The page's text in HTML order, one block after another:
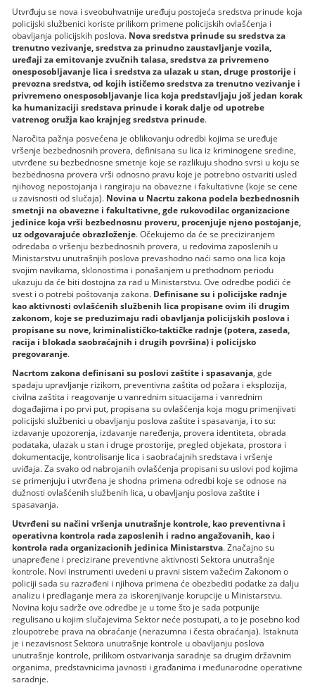
Utvrđuju se nova i sveobuhvatnije uređuju postojeća sredstva prinude koja
policijski službenici koriste prilikom primene policijskih ovlašćenja i
obavlјanja policijskih poslova. Nova sredstva prinude su sredstva za
trenutno vezivanje, sredstva za prinudno zaustavlјanje vozila,
uređaji za emitovanje zvučnih talasa, sredstva za privremeno
onesposoblјavanje lica i sredstva za ulazak u stan, druge prostorije i
prevozna sredstva, od kojih ističemo sredstva za trenutno vezivanje i
privremeno onesposoblјavanje lica koja predstavlјaju još jedan korak
ka humanizaciji sredstava prinude i korak dalјe od upotrebe
vatrenog oružja kao krajnjeg sredstva prinude.
Naročita pažnja posvećena je oblikovanju odredbi kojima se uređuje
vršenje bezbednosnih provera, definisana su lica iz kriminogene sredine,
utvrđene su bezbednosne smetnje koje se razlikuju shodno svrsi u koju se
bezbednosna provera vrši odnosno pravu koje je potrebno ostvariti usled
njihovog nepostojanja i rangiraju na obavezne i fakultativne (koje se cene
u zavisnosti od slučaja). Novina u Nacrtu zakona podela bezbednosnih
smetnji na obavezne i fakultativne, gde rukovodilac organizacione
jedinice koja vrši bezbednosnu proveru, procenjuje njeno postojanje,
uz odgovarajuće obrazloženje. Očekujemo da će se preciziranjem
odredaba o vršenju bezbednosnih provera, u redovima zaposlenih u
Ministarstvu unutrašnjih poslova prevashodno naći samo ona lica koja
svojim navikama, sklonostima i ponašanjem u prethodnom periodu
ukazuju da će biti dostojna za rad u Ministarstvu. Ove odredbe podići će
svest i o potrebi poštovanja zakona. Definisane su i policijske radnje
kao aktivnosti ovlašćenih službenih lica propisane ovim ili drugim
zakonom, koje se preduzimaju radi obavlјanja policijskih poslova i
propisane su nove, kriminalističko-taktičke radnje (potera, zaseda,
racija i blokada saobraćajnih i drugih površina) i policijsko
pregovaranje.
Nacrtom zakona definisani su poslovi zaštite i spasavanja, gde
spadaju upravlјanje rizikom, preventivna zaštita od požara i eksplozija,
civilna zaštita i reagovanje u vanrednim situacijama i vanrednim
događajima i po prvi put, propisana su ovlašćenja koja mogu primenjivati
policijski službenici u obavlјanju poslova zaštite i spasavanja, i to su:
izdavanje upozorenja, izdavanje naređenja, provera identiteta, obrada
podataka, ulazak u stan i druge prostorije, pregled objekata, prostora i
dokumentacije, kontrolisanje lica i saobraćajnih sredstava i vršenje
uviđaja. Za svako od nabrojanih ovlašćenja propisani su uslovi pod kojima
se primenjuju i utvrđena je shodna primena odredbi koje se odnose na
dužnosti ovlašćenih službenih lica, u obavlјanju poslova zaštite i
spasavanja.
Utvrđeni su načini vršenja unutrašnje kontrole, kao preventivna i
operativna kontrola rada zaposlenih i radno angažovanih, kao i
kontrola rada organizacionih jedinica Ministarstva. Značajno su
unapređene i precizirane preventivne aktivnosti Sektora unutrašnje
kontrole. Novi instrumenti uvedeni u pravni sistem važećim Zakonom o
policiji sada su razrađeni i njihova primena će obezbediti podatke za dalјu
analizu i predlaganje mera za iskorenjivanje korupcije u Ministarstvu.
Novina koju sadrže ove odredbe je u tome što je sada potpunije
regulisano u kojim slučajevima Sektor neće postupati, a to je posebno kod
zloupotrebe prava na obraćanje (nerazumna i česta obraćanja). Istaknuta
je i nezavisnost Sektora unutrašnje kontrole u obavlјanju poslova
unutrašnje kontrole, prilikom ostvarivanja saradnje sa drugim državnim
organima, predstavnicima javnosti i građanima i međunarodne operativne
saradnje.